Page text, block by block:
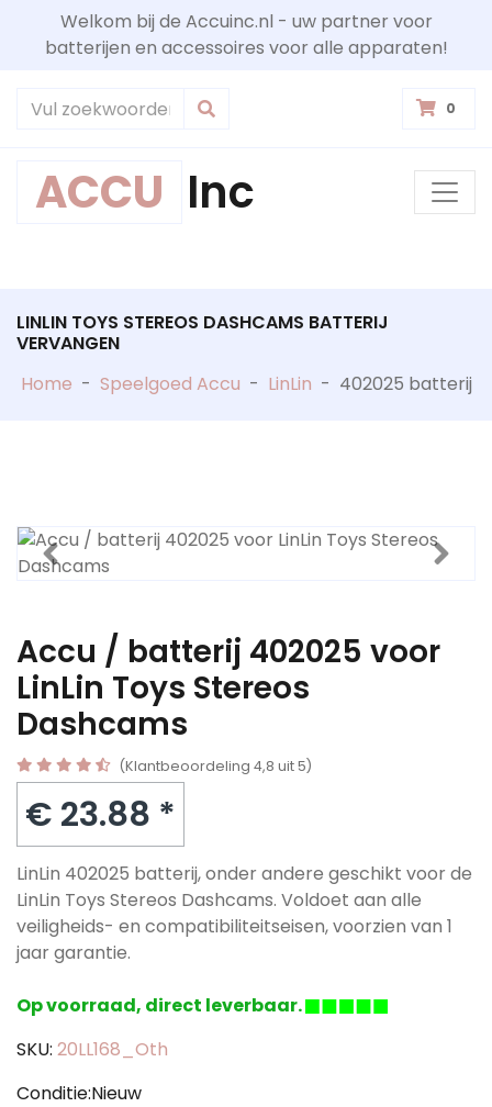
Welkom bij de Accuinc.nl - uw partner voor
batterijen en accessoires voor alle apparaten!
0
ACCU Inc
LINLIN TOYS STEREOS DASHCAMS BATTERIJ
VERVANGEN
Home - Speelgoed Accu - LinLin - 402025 batterij
Accu / batterij 402025 voor
LinLin Toys Stereos
Dashcams
(Klantbeoordeling 4,8 uit 5)
€ 23.88 *
LinLin 402025 batterij, onder andere geschikt voor de
LinLin Toys Stereos Dashcams. Voldoet aan alle
veiligheids- en compatibiliteitseisen, voorzien van 1
jaar garantie.
Op voorraad, direct leverbaar.
SKU: 20LL168_Oth
Conditie:Nieuw